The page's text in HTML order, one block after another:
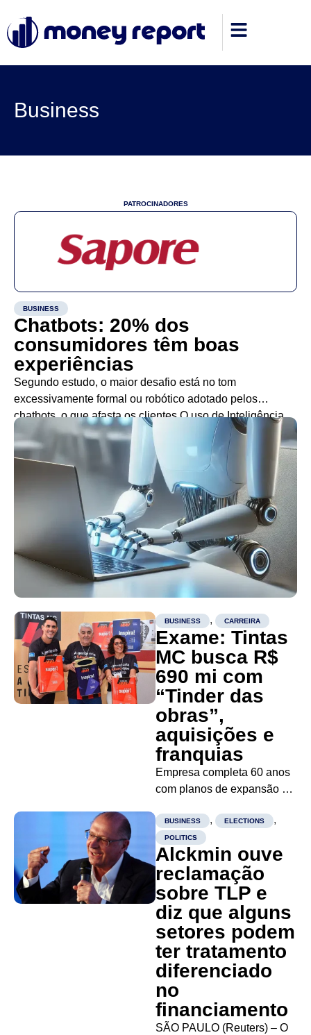
Business
PATROCINADORES
BUSINESS
Chatbots: 20% dos
consumidores têm boas
experiências
Segundo estudo, o maior desafio está no tom
excessivamente formal ou robótico adotado pelos
chatbots, o que afasta os clientes O uso de Inteligência
Artificial (IA) no varejo tem crescido, com 47% dos
varejistas utilizando a tecnologia em parte de seus
processos, segundo o estudo Inteligência Artificial no
Varejo. Destes, 56% utilizam IA para atender […]
BUSINESS , CARREIRA
Exame: Tintas
MC busca R$
690 mi com
“Tinder das
obras”,
aquisições e
franquias
Empresa completa 60 anos
com planos de expansão de
tecnologia O ano de 2024
consolida os 60 anos da
rede multimarcas Tintas
MC. Fundada pelos irmãos
Sá em 1964, a empresa
familiar começou como uma
loja de 20...
BUSINESS , ELECTIONS ,
POLITICS
Alckmin ouve
reclamação
sobre TLP e
diz que alguns
setores podem
ter tratamento
diferenciado
no
financiamento
SÃO PAULO (Reuters) – O